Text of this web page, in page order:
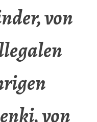
von
von